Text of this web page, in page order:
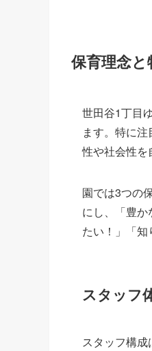
保育理念と
世田谷1丁目
ます。特に注
性や社会性を
園では3つの
にし、「豊
たい！」「知
スタッフ
スタッフ構